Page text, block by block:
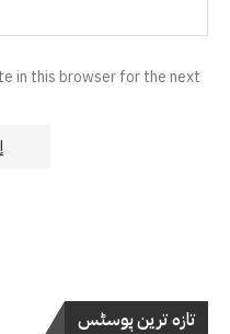
in this browser for the next
تازہ ترین پوسٹس